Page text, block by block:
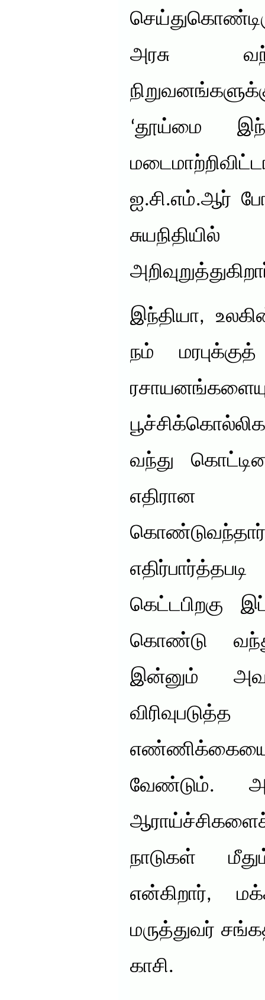
அரசு
‘தூய்மை
ஐ.சி.எம்.ஆர்
இந்தியா,
நம்
வந்து
கெட்டபிறகு
கொண்டு
இன்னும்
வேண்டும்.
நாடுகள்
என்கிறார்,
மருத்துவர்
காசி.